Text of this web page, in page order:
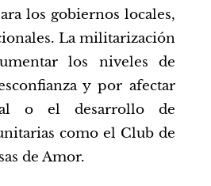
los gobiernos locales,
La militarización
los niveles de
y por afectar
o el desarrollo de
como el Club de
de Amor.